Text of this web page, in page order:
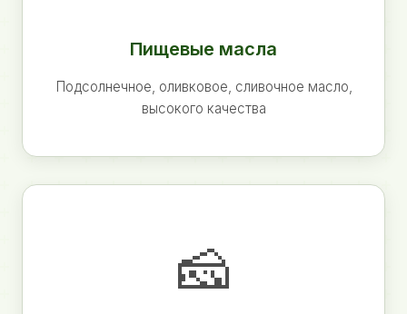
Пищевые масла
Подсолнечное, оливковое, сливочное масло,
высокого качества
🧀